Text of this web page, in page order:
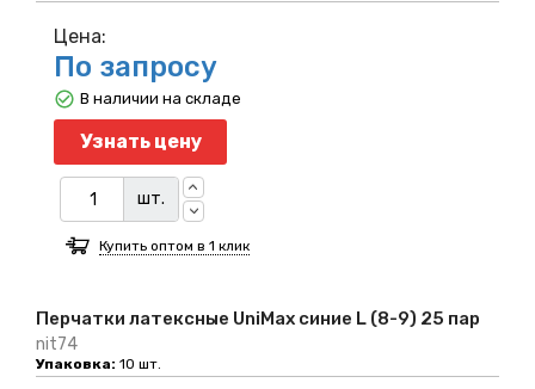
Перчатки латексные UniMax синие L (8-9) 25 пар
nit74
Упаковка: 10 шт.
Цена:
По запросу
Узнать цену
шт.
В наличии на складе
Купить оптом в 1 клик